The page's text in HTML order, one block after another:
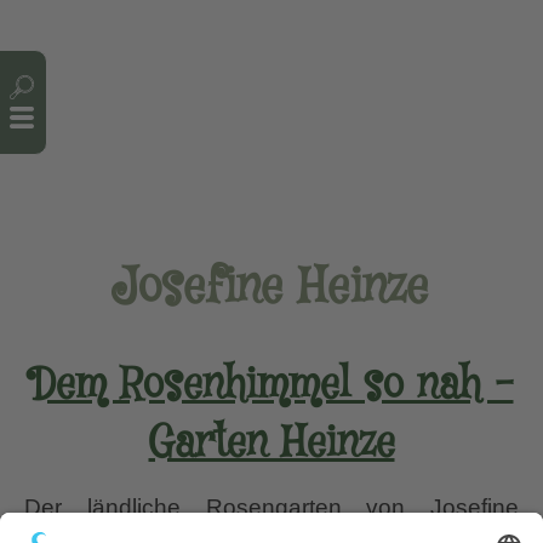
Josefine Heinze
Dem Rosenhimmel so nah –
Garten Heinze
Der ländliche Rosengarten von Josefine
Heinze im Bayerischen Wald Als ich mich am